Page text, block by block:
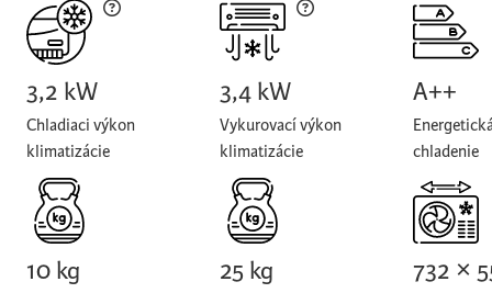
3,2 kW
Chladiaci výkon
klimatizácie
3,4 kW
Vykurovací výkon
klimatizácie
A++
chladenie
10 kg 25 kg
732 ×